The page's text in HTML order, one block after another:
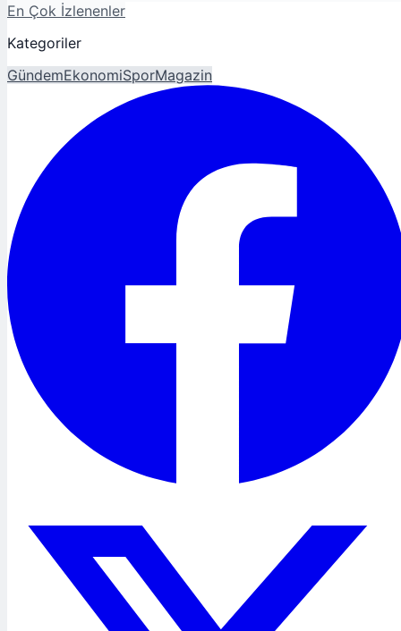
En Çok İzlenenler
Kategoriler
GündemEkonomiSporMagazin